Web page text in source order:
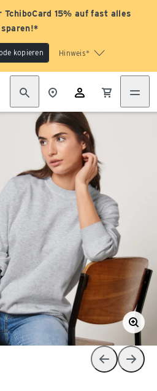
15% auf fast alles
sparen!*
kopieren Hinweis*